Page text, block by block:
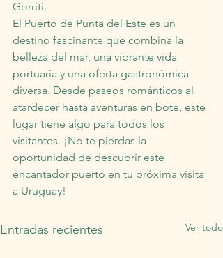
Gorriti.
El Puerto de Punta del Este es un
destino fascinante que combina la
belleza del mar, una vibrante vida
portuaria y una oferta gastronómica
diversa. Desde paseos románticos al
atardecer hasta aventuras en bote, este
lugar tiene algo para todos los
visitantes. ¡No te pierdas la
oportunidad de descubrir este
encantador puerto en tu próxima visita
a Uruguay!
Entradas recientes Ver todo